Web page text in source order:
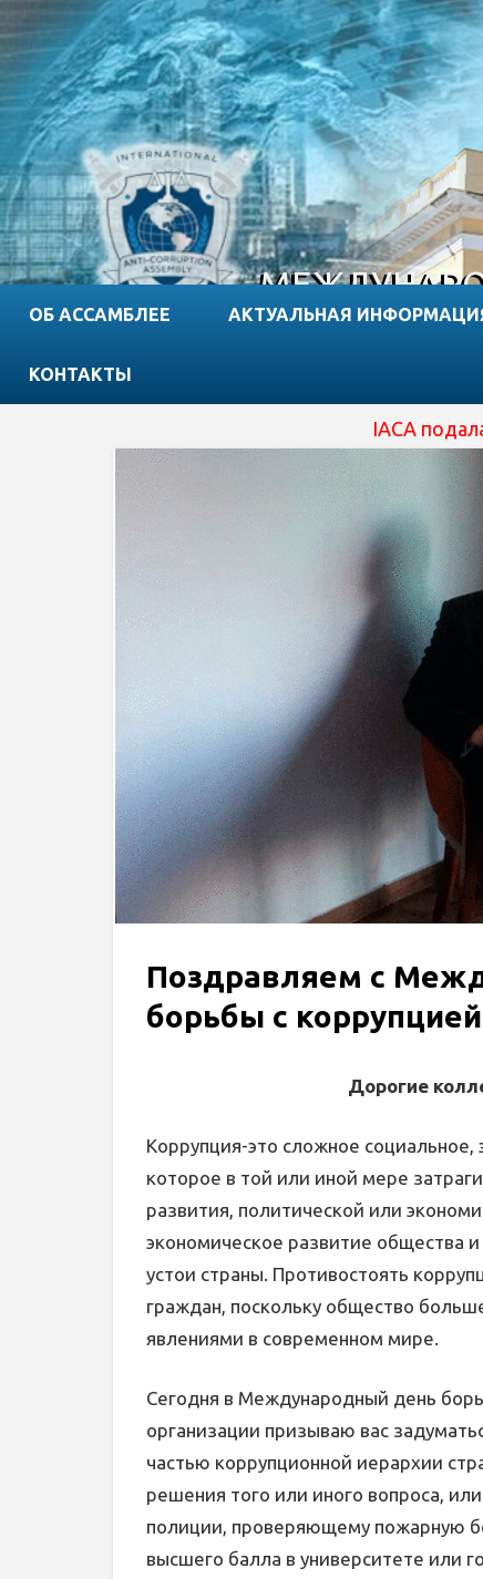
ОБ АССАМБЛЕЕ АКТУАЛЬНАЯ
КОНТАКТЫ
IACA подала
Поздравляем с
борьбы с
Дорогие
Коррупция-это сложное
которое в той или иной мере
развития, политической или
экономическое развитие общества
устои страны. Противостоять
граждан, поскольку общество
явлениями в современном мире.
Сегодня в Международный день
организации призываю вас
частью коррупционной иерархии
решения того или иного вопроса,
полиции, проверяющему пожарную
высшего балла в университете или